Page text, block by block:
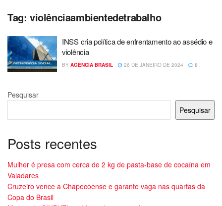
Tag: violênciaambientedetrabalho
INSS cria política de enfrentamento ao assédio e
violência
BY AGÊNCIA BRASIL 26 DE JANEIRO DE 2024 0
Pesquisar
Pesquisar
Posts recentes
Mulher é presa com cerca de 2 kg de pasta-base de cocaína em
Valadares
Cruzeiro vence a Chapecoense e garante vaga nas quartas da
Copa do Brasil